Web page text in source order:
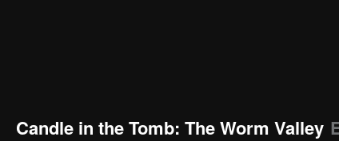
Candle in the Tomb: The Worm Valley